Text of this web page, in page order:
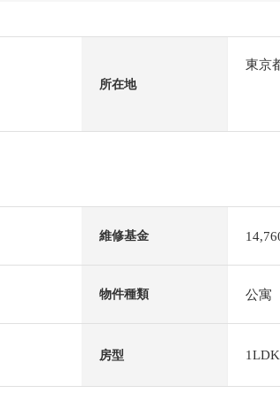
所在地
東京
維修基金
物件種類 公寓
房型 1LDK